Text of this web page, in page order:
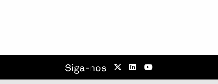
Siga-nos